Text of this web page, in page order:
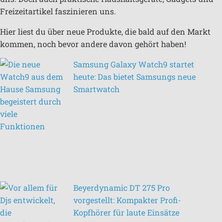
Freizeitartikel faszinieren uns.
Hier liest du über neue Produkte, die bald auf den Markt
kommen, noch bevor andere davon gehört haben!
Samsung Galaxy Watch9 startet
heute: Das bietet Samsungs neue
Smartwatch
Beyerdynamic DT 275 Pro
vorgestellt: Kompakter Profi-
Kopfhörer für laute Einsätze